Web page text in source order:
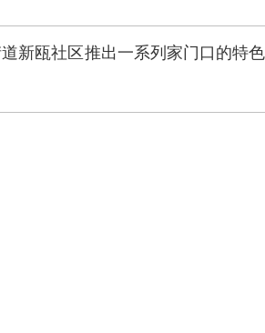
瓯社区推出一系列家门口的特色